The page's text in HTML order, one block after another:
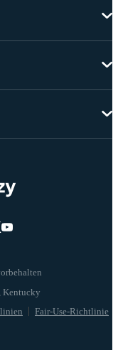
Fair-Use-Richtlinie